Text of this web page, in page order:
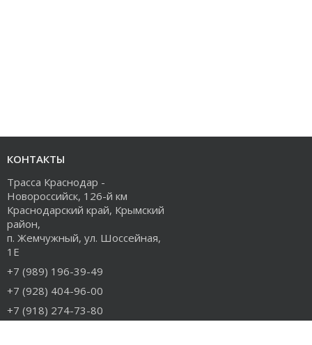
КОНТАКТЫ
Трасса Краснодар -
Новороссийск, 126-й км
Краснодарский край, Крымский
район,
п. Жемчужный, ул. Шоссейная,
1Е
+7 (989) 196-39-49
+7 (928) 404-96-00
+7 (918) 274-73-80